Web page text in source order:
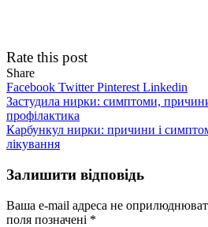
Rate this post
Share
Facebook TwitterPinterest Linkedin
Навігація
записів
Застудила нирки: симптоми,
профілактика
Карбункул нирки: причини і
лікування
Залишити відповідь
Ваша e-mail адреса не
поля позначені *